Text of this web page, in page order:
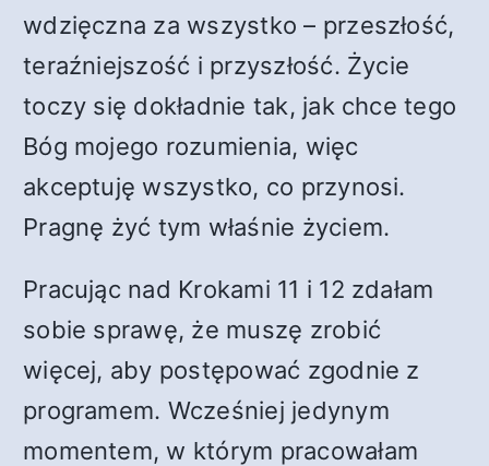
wdzięczna za wszystko – przeszłość,
teraźniejszość i przyszłość. Życie
toczy się dokładnie tak, jak chce tego
Bóg mojego rozumienia, więc
akceptuję wszystko, co przynosi.
Pragnę żyć tym właśnie życiem.
Pracując nad Krokami 11 i 12 zdałam
sobie sprawę, że muszę zrobić
więcej, aby postępować zgodnie z
programem. Wcześniej jedynym
momentem, w którym pracowałam